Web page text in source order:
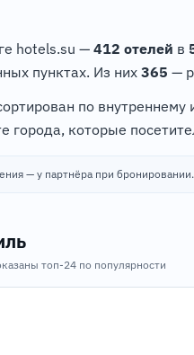
hotels.su — 412 отелей в
пунктах. Из них 365 —
по
города, которые
— у партнёра при бронировании.
топ-24 по популярности